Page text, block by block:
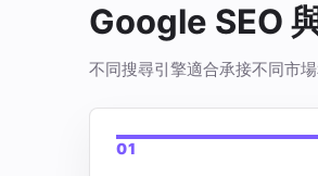
Google SEO
不同搜尋引擎適合承接不同市
01